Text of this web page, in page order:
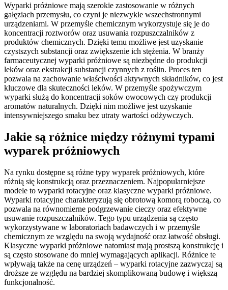
Wyparki próżniowe mają szerokie zastosowanie w różnych
gałęziach przemysłu, co czyni je niezwykle wszechstronnymi
urządzeniami. W przemyśle chemicznym wykorzystuje się je do
koncentracji roztworów oraz usuwania rozpuszczalników z
produktów chemicznych. Dzięki temu możliwe jest uzyskanie
czystszych substancji oraz zwiększenie ich stężenia. W branży
farmaceutycznej wyparki próżniowe są niezbędne do produkcji
leków oraz ekstrakcji substancji czynnych z roślin. Proces ten
pozwala na zachowanie właściwości aktywnych składników, co jest
kluczowe dla skuteczności leków. W przemyśle spożywczym
wyparki służą do koncentracji soków owocowych czy produkcji
aromatów naturalnych. Dzięki nim możliwe jest uzyskanie
intensywniejszego smaku bez utraty wartości odżywczych.
Jakie są różnice między różnymi typami
wyparek próżniowych
Na rynku dostępne są różne typy wyparek próżniowych, które
różnią się konstrukcją oraz przeznaczeniem. Najpopularniejsze
modele to wyparki rotacyjne oraz klasyczne wyparki próżniowe.
Wyparki rotacyjne charakteryzują się obrotową komorą roboczą, co
pozwala na równomierne podgrzewanie cieczy oraz efektywne
usuwanie rozpuszczalników. Tego typu urządzenia są często
wykorzystywane w laboratoriach badawczych i w przemyśle
chemicznym ze względu na swoją wydajność oraz łatwość obsługi.
Klasyczne wyparki próżniowe natomiast mają prostszą konstrukcję i
są często stosowane do mniej wymagających aplikacji. Różnice te
wpływają także na cenę urządzeń – wyparki rotacyjne zazwyczaj są
droższe ze względu na bardziej skomplikowaną budowę i większą
funkcjonalność.